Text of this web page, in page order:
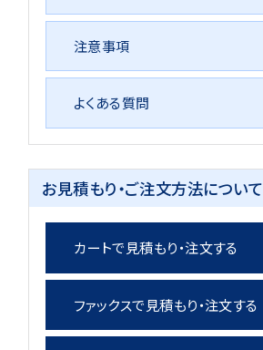
注意事項
よくある質問
お見積もり・ご注文方法について
カートで見積もり・注文する
ファックスで見積もり・注文する